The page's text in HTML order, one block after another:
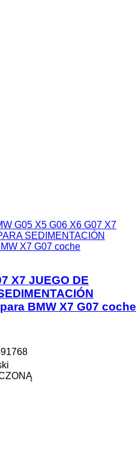
G05 X5 G06 X6 G07 X7
SEDIMENTACIÓN
X7 G07 coche
X7 JUEGO DE
BMW X7 G07 coche